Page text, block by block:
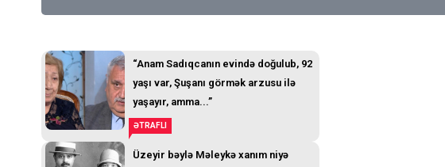
“Anam Sadıqcanın evində doğulub, 92
yaşı var, Şuşanı görmək arzusu ilə
yaşayır, amma...”
ƏTRAFLI
Üzeyir bəylə Məleykə xanım niyə